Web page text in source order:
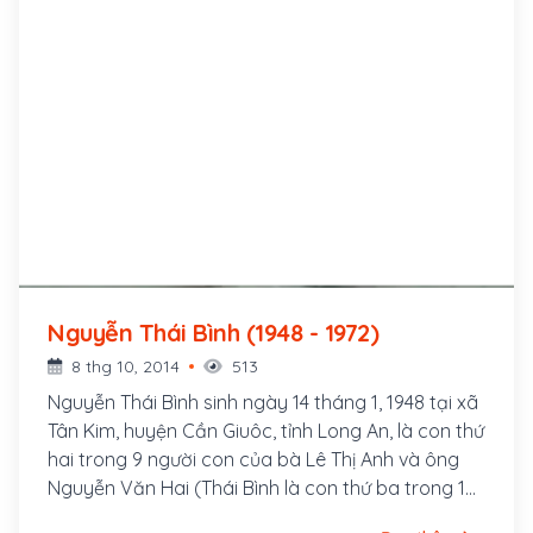
Nguyễn Thái Bình (1948 - 1972)
8 thg 10, 2014 513
Nguyễn Thái Bình sinh ngày 14 tháng 1, 1948 tại xã
Tân Kim, huyện Cần Giuôc, tỉnh Long An, là con thứ
hai trong 9 người con của bà Lê Thị Anh và ông
Nguyễn Văn Hai (Thái Bình là con thứ ba trong 12